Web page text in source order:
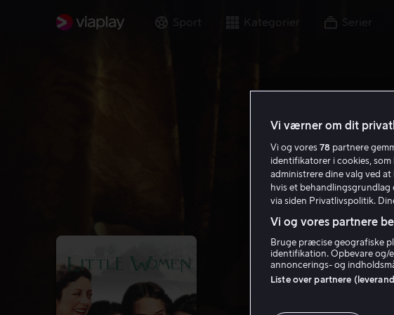
Sport Kategorier Serier
Vi værner om dit
Vi og vores 78 partnere
identifikatorer i cookies,
administrere dine valg ved
hvis et
via siden Privatlivspolitik.
Vi og vores partnere
Bruge præcise geografiske
identifikation. Opbevare og/
annoncerings- og
Liste over partnere